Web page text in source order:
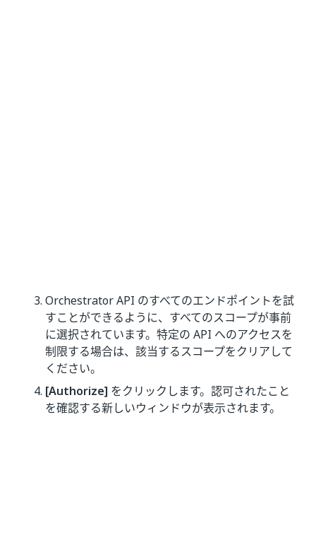
Orchestrator API のすべてのエンドポイントを試
すことができるように、すべてのスコープが事前
に選択されています。特定の API へのアクセスを
制限する場合は、該当するスコープをクリアして
ください。
[Authorize] をクリックします。認可されたこと
を確認する新しいウィンドウが表示されます。